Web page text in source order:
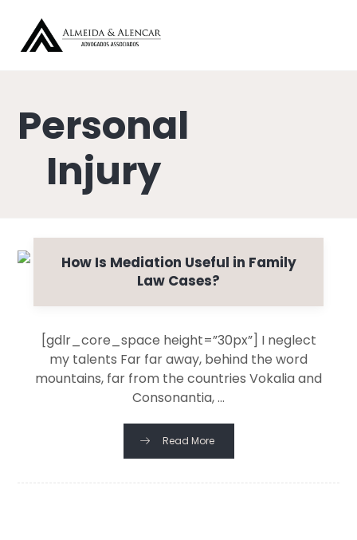
Personal
Injury
How Is Mediation Useful in Family
Law Cases?
[gdlr_core_space height=”30px”] I neglect
my talents Far far away, behind the word
mountains, far from the countries Vokalia and
Consonantia, ...
Read More